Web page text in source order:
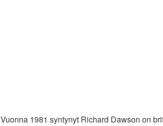
Vuonna 1981 syntynyt Richard Dawson on